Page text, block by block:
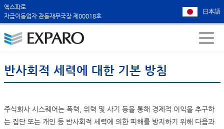
엑스파로
자금이동업자 관동재무국장 제00018호
日本語
반사회적 세력에 대한 기본 방침
주식회사 시스퀘어는 폭력, 위력 및 사기 등을 통해 경제적 이익을 추구하
는 집단 또는 개인 등 반사회적 세력에 의한 피해를 방지하기 위해 다음과